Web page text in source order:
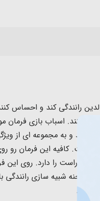
رانندگی کند و احساس
کنند. اسباب بازی فرمان
برسد و به مجموعه ای از
کافیه این فرمان
این
صحنه شبیه سازی رانندگی
بخشد.